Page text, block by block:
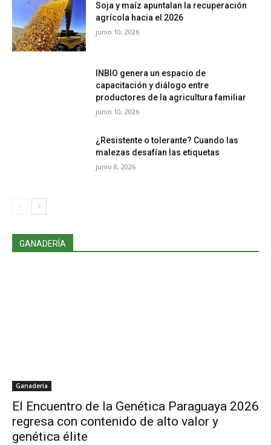
Soja y maíz apuntalan la recuperación
agrícola hacia el 2026
junio 10, 2026
INBIO genera un espacio de
capacitación y diálogo entre
productores de la agricultura familiar
junio 10, 2026
¿Resistente o tolerante? Cuando las
malezas desafían las etiquetas
junio 8, 2026
GANADERÍA
Ganadería
El Encuentro de la Genética Paraguaya 2026
regresa con contenido de alto valor y
genética élite